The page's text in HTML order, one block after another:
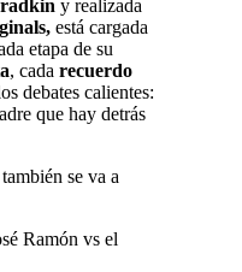
y realizada
está cargada
etapa de su
, cada recuerdo
debates calientes:
que hay detrás
se va a
Ramón vs el